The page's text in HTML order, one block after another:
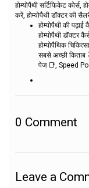
होम्योपैथी सर्टिफिकेट कोर्स,
करें, होम्योपैथी डॉक्टर की
होम्योपैथी की
होम्योपैथी
होम्योपैथिक
सबसे अच्छी किताब
पेज 📑, Speed
0 Comment
Leave a